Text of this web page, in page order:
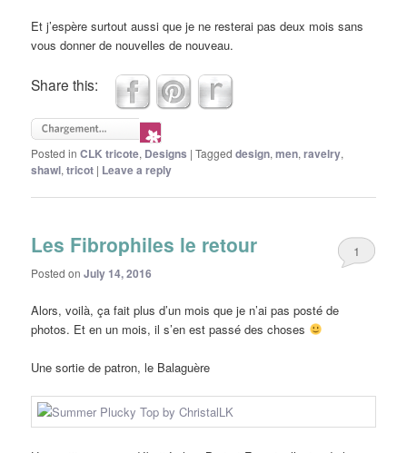
Et j’espère surtout aussi que je ne resterai pas deux mois sans
vous donner de nouvelles de nouveau.
Share this:
Posted in CLK tricote, Designs |Tagged design,men,ravelry,
shawl,tricot | Leave a reply
Les Fibrophiles le retour
Posted onJuly 14, 2016
1
Alors, voilà, ça fait plus d’un mois que je n’ai pas posté de
photos. Et en un mois, il s’en est passé des choses
Une sortie de patron, le Balaguère